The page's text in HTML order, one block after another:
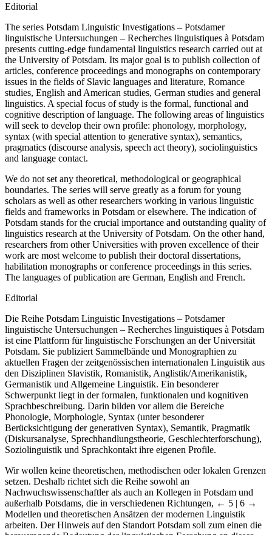
Editorial
The series Potsdam Linguistic Investigations – Potsdamer
linguistische Untersuchungen – Recherches linguistiques à Potsdam
presents cutting-edge fundamental linguistics research carried out at
the University of Potsdam. Its major goal is to publish collection of
articles, conference proceedings and monographs on contemporary
issues in the fields of Slavic languages and literature, Romance
studies, English and American studies, German studies and general
linguistics. A special focus of study is the formal, functional and
cognitive description of language. The following areas of linguistics
will seek to develop their own profile: phonology, morphology,
syntax (with special attention to generative syntax), semantics,
pragmatics (discourse analysis, speech act theory), sociolinguistics
and language contact.
We do not set any theoretical, methodological or geographical
boundaries. The series will serve greatly as a forum for young
scholars as well as other researchers working in various linguistic
fields and frameworks in Potsdam or elsewhere. The indication of
Potsdam stands for the crucial importance and outstanding quality of
linguistics research at the University of Potsdam. On the other hand,
researchers from other Universities with proven excellence of their
work are most welcome to publish their doctoral dissertations,
habilitation monographs or conference proceedings in this series.
The languages of publication are German, English and French.
Editorial
Die Reihe Potsdam Linguistic Investigations – Potsdamer
linguistische Untersuchungen – Recherches linguistiques à Potsdam
ist eine Plattform für linguistische Forschungen an der Universität
Potsdam. Sie publiziert Sammelbände und Monographien zu
aktuellen Fragen der zeitgenössischen internationalen Linguistik aus
den Disziplinen Slavistik, Romanistik, Anglistik/Amerikanistik,
Germanistik und Allgemeine Linguistik. Ein besonderer
Schwerpunkt liegt in der formalen, funktionalen und kognitiven
Sprachbeschreibung. Darin bilden vor allem die Bereiche
Phonologie, Morphologie, Syntax (unter besonderer
Berücksichtigung der generativen Syntax), Semantik, Pragmatik
(Diskursanalyse, Sprechhandlungstheorie, Geschlechterforschung),
Soziolinguistik und Sprachkontakt ihre eigenen Profile.
Wir wollen keine theoretischen, methodischen oder lokalen Grenzen
setzen. Deshalb richtet sich die Reihe sowohl an
Nachwuchswissenschaftler als auch an Kollegen in Potsdam und
außerhalb Potsdams, die in verschiedenen Richtungen, ← 5 | 6 →
Modellen und theoretischen Ansätzen der modernen Linguistik
arbeiten. Der Hinweis auf den Standort Potsdam soll zum einen die